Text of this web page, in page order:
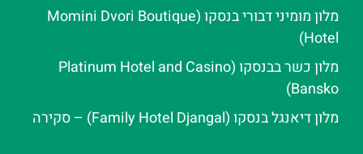
מלון מומיני דבורי בנסקו (Momini Dvori Boutique
Hotel)
מלון כשר בבנסקו (Platinum Hotel and Casino
Bansko)
מלון דיאנגל בנסקו (Family Hotel Djangal) – סקירה